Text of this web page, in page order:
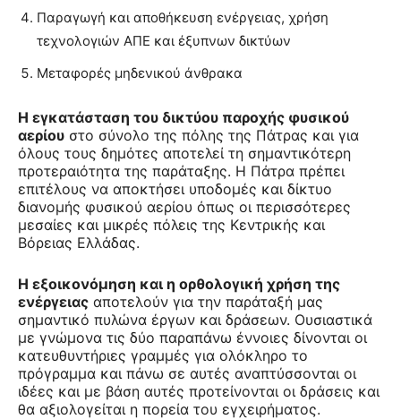
Παραγωγή και αποθήκευση ενέργειας, χρήση
τεχνολογιών ΑΠΕ και έξυπνων δικτύων
Μεταφορές μηδενικού άνθρακα
Η εγκατάσταση του δικτύου παροχής φυσικού
αερίου στο σύνολο της πόλης της Πάτρας και για
όλους τους δημότες αποτελεί τη σημαντικότερη
προτεραιότητα της παράταξης. Η Πάτρα πρέπει
επιτέλους να αποκτήσει υποδομές και δίκτυο
διανομής φυσικού αερίου όπως οι περισσότερες
μεσαίες και μικρές πόλεις της Κεντρικής και
Βόρειας Ελλάδας.
Η εξοικονόμηση και η ορθολογική χρήση της
ενέργειας αποτελούν για την παράταξή μας
σημαντικό πυλώνα έργων και δράσεων. Ουσιαστικά
με γνώμονα τις δύο παραπάνω έννοιες δίνονται οι
κατευθυντήριες γραμμές για ολόκληρο το
πρόγραμμα και πάνω σε αυτές αναπτύσσονται οι
ιδέες και με βάση αυτές προτείνονται οι δράσεις και
θα αξιολογείται η πορεία του εγχειρήματος.